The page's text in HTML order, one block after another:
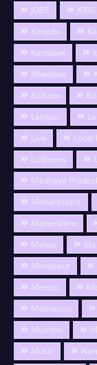
JOBS
Kanada
Karnatak
Khandwa
Kolkata
Lalitpur
Live
Local
Ludhiana
Madhaya
Maharashtra
Maharshtra
Malwa
Mandsaur
Meerut
Motivation
Mumbai
Music